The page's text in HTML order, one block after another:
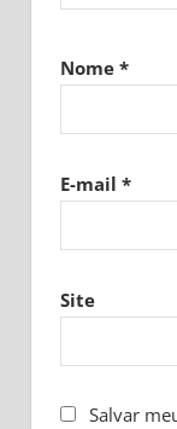
Nome *
E-mail *
Site
Salvar